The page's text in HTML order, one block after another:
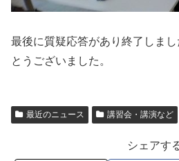
最後に質疑応答があり終了しま
とうございました。
最近のニュース 講習会・講演など
シェアす